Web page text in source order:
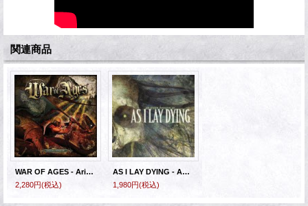
関連商品
WAR OF AGES - Arise And Conquer [CD]
2,280円(税込)
AS I LAY DYING - An Ocean Between Us
1,980円(税込)